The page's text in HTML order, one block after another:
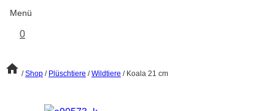
Menü
0
/ Shop / Plüschtiere / Wildtiere / Koala 21 cm